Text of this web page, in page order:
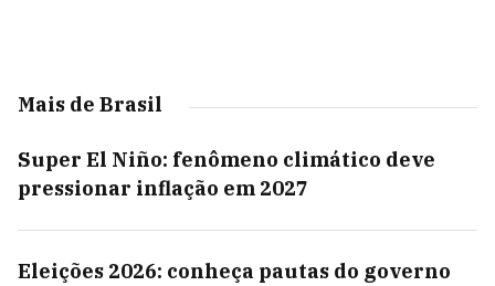
Mais de Brasil
Super El Niño: fenômeno climático deve
pressionar inflação em 2027
Eleições 2026: conheça pautas do governo